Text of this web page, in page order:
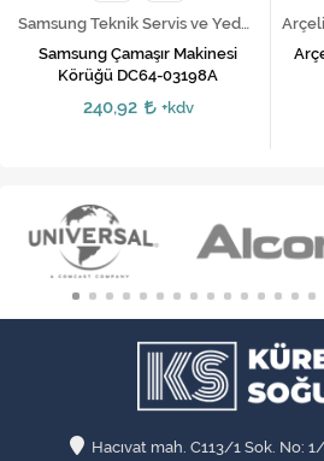
Samsung Teknik Servis ve Yedek Parça Hizmetleri
Samsung Çamaşır Makinesi
Körüğü DC64-03198A
240,92 +kdv
Hacıvat mah. C113/1 Sok. No: